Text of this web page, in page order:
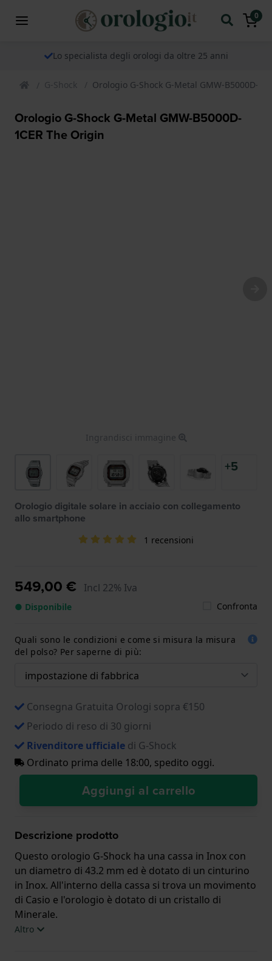
0
Lo specialista degli orologi da oltre 25 anni
G-Shock Orologio G-Shock G-Metal GMW-B5000D-
Orologio G-Shock G-Metal GMW-B5000D-
1CER The Origin
Ingrandisci immagine
+5
Orologio digitale solare in acciaio con collegamento
allo smartphone
1 recensioni
549,00 € Incl 22% Iva
● Disponibile Confronta
Quali sono le condizioni e come si misura la misura
del polso? Per saperne di più:
Consegna Gratuita Orologi sopra €150
Periodo di reso di 30 giorni
Rivenditore ufficiale di G-Shock
Ordinato prima delle 18:00, spedito oggi.
Aggiungi al carrello
Descrizione prodotto
Questo orologio G-Shock ha una cassa in Inox con
un diametro di 43.2 mm ed è dotato di un cinturino
in Inox. All'interno della cassa si trova un movimento
di Casio e l'orologio è dotato di un cristallo di
Minerale.
Altro